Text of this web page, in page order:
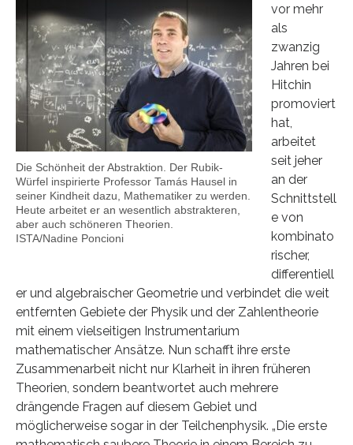
Die Schönheit der Abstraktion. Der Rubik-
Würfel inspirierte Professor Tamás Hausel in
seiner Kindheit dazu, Mathematiker zu werden.
Heute arbeitet er an wesentlich abstrakteren,
aber auch schöneren Theorien.
ISTA/Nadine Poncioni
vor mehr
als
zwanzig
Jahren bei
Hitchin
promoviert
hat,
arbeitet
seit jeher
an der
Schnittstell
e von
kombinato
rischer,
differentiell
er und algebraischer Geometrie und verbindet die weit
entfernten Gebiete der Physik und der Zahlentheorie
mit einem vielseitigen Instrumentarium
mathematischer Ansätze. Nun schafft ihre erste
Zusammenarbeit nicht nur Klarheit in ihren früheren
Theorien, sondern beantwortet auch mehrere
drängende Fragen auf diesem Gebiet und
möglicherweise sogar in der Teilchenphysik. „Die erste